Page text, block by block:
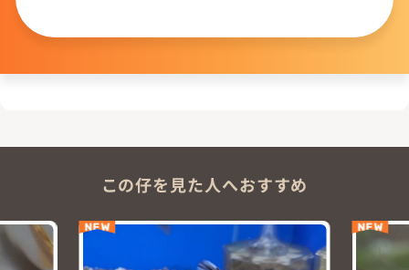
この仔を見た人へおすすめ
NEW NEW